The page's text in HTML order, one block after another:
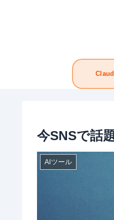
今SNSで話
AIツール